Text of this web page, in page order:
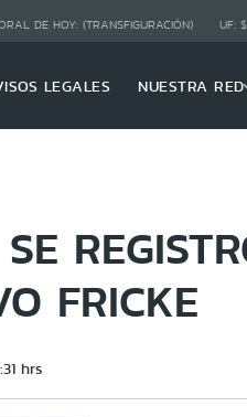
DE HOY: (TRANSFIGURACIÓN) UF:
LEGALES NUESTRA RED
FRICKE
hrs